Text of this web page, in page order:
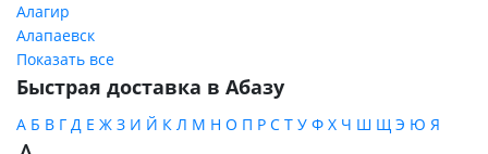
Алагир
Алапаевск
Показать все
Быстрая доставка в Абазу
А Б В Г Д Е Ж З И Й К Л М Н О П Р С Т У Ф Х Ч Ш Щ Э Ю Я